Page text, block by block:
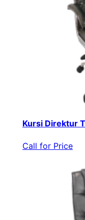
Kursi Direktur
Call for Price